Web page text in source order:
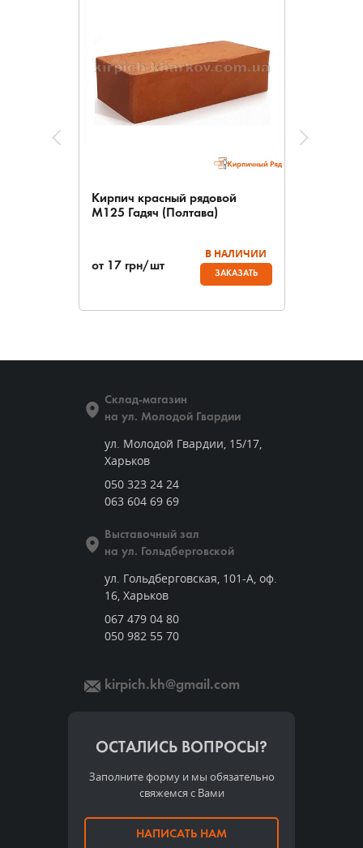
Кирпич красный рядовой
М125 Гадяч (Полтава)
от 17 грн/шт
В НАЛИЧИИ
ЗАКАЗАТЬ
Склад-магазин
на ул. Молодой Гвардии
ул. Молодой Гвардии, 15/17,
Харьков
050 323 24 24
063 604 69 69
Выставочный зал
на ул. Гольдберговской
ул. Гольдберговская, 101-А, оф.
16, Харьков
067 479 04 80
050 982 55 70
kirpich.kh@gmail.com
ОСТАЛИСЬ ВОПРОСЫ?
Заполните форму и мы обязательно
свяжемся с Вами
НАПИСАТЬ НАМ